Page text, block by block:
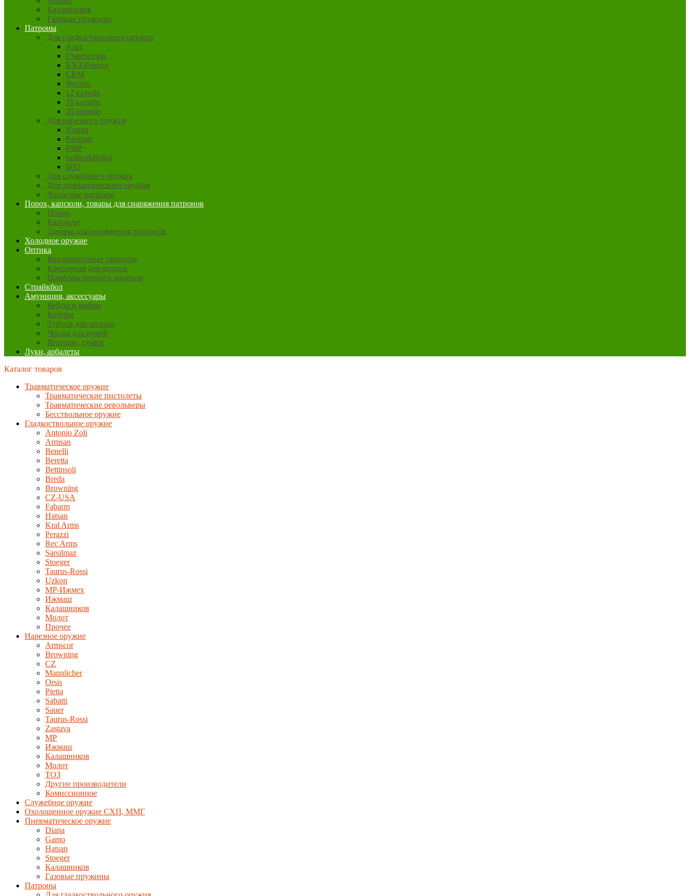
Калашников
Газовые пружины
Патроны
Для гладкоствольного оружия
Азот
Главпатрон
КХЗ-Рекорд
СКМ
Феттер
12 калибр
16 калибр
20 калибр
Для нарезного оружия
Norma
Partizan
PMP
Sellier&Bellot
БПЗ
Для служебного оружия
Для травматического оружия
Холостые патроны
Порох, капсюли, товары для снаряжения патронов
Порох
Капсюли
Товары для снаряжения патронов
Холодное оружие
Оптика
Коллиматорные прицелы
Крепления для оптики
Приборы ночного видения
Страйкбол
Амуниция, аксессуары
Кейсы и кофры
Кобуры
Тубусы для оптики
Чехлы для ружей
Ягдташи, сумки
Луки, арбалеты
Каталог товаров
Травматическое оружие
Травматические пистолеты
Травматические револьверы
Бесствольное оружие
Гладкоствольное оружие
Antonio Zoli
Armsan
Benelli
Beretta
Bettinsoli
Breda
Browning
CZ-USA
Fabarm
Hatsan
Kral Arms
Perazzi
Rec Arms
Sarsilmaz
Stoeger
Taurus-Rossi
Uzkon
MP-Ижмех
Ижмаш
Калашников
Молот
Прочее
Нарезное оружие
Armscor
Browning
CZ
Mannlicher
Orsis
Pietta
Sabatti
Sauer
Taurus-Rossi
Zastava
MP
Ижмаш
Калашников
Молот
ТОЗ
Другие производители
Комиссионное
Служебное оружие
Охолощенное оружие СХП, ММГ
Пневматическое оружие
Diana
Gamo
Hatsan
Stoeger
Калашников
Газовые пружины
Патроны